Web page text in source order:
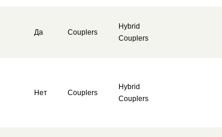
Да Couplers
Hybrid
Couplers
Нет Couplers
Hybrid
Couplers